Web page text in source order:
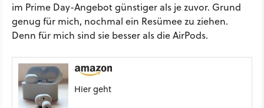
im Prime Day-Angebot günstiger als je zuvor. Grund
genug für mich, nochmal ein Resümee zu ziehen.
Denn für mich sind sie besser als die AirPods.
Hier geht